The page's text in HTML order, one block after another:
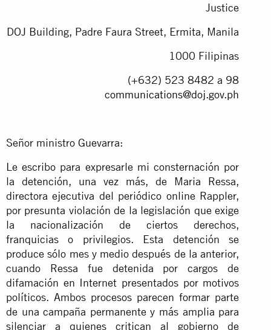
Justice
DOJ Building, Padre Faura Street, Ermita, Manila
1000 Filipinas
(+632) 523 8482 a 98
communications@doj.gov.ph
Señor ministro Guevarra:
Le escribo para expresarle mi consternación por
la detención, una vez más, de Maria Ressa,
directora ejecutiva del periódico online Rappler,
por presunta violación de la legislación que exige
la nacionalización de ciertos derechos,
franquicias o privilegios. Esta detención se
produce sólo mes y medio después de la anterior,
cuando Ressa fue detenida por cargos de
difamación en Internet presentados por motivos
políticos. Ambos procesos parecen formar parte
de una campaña permanente y más amplia para
silenciar a quienes critican al gobierno de